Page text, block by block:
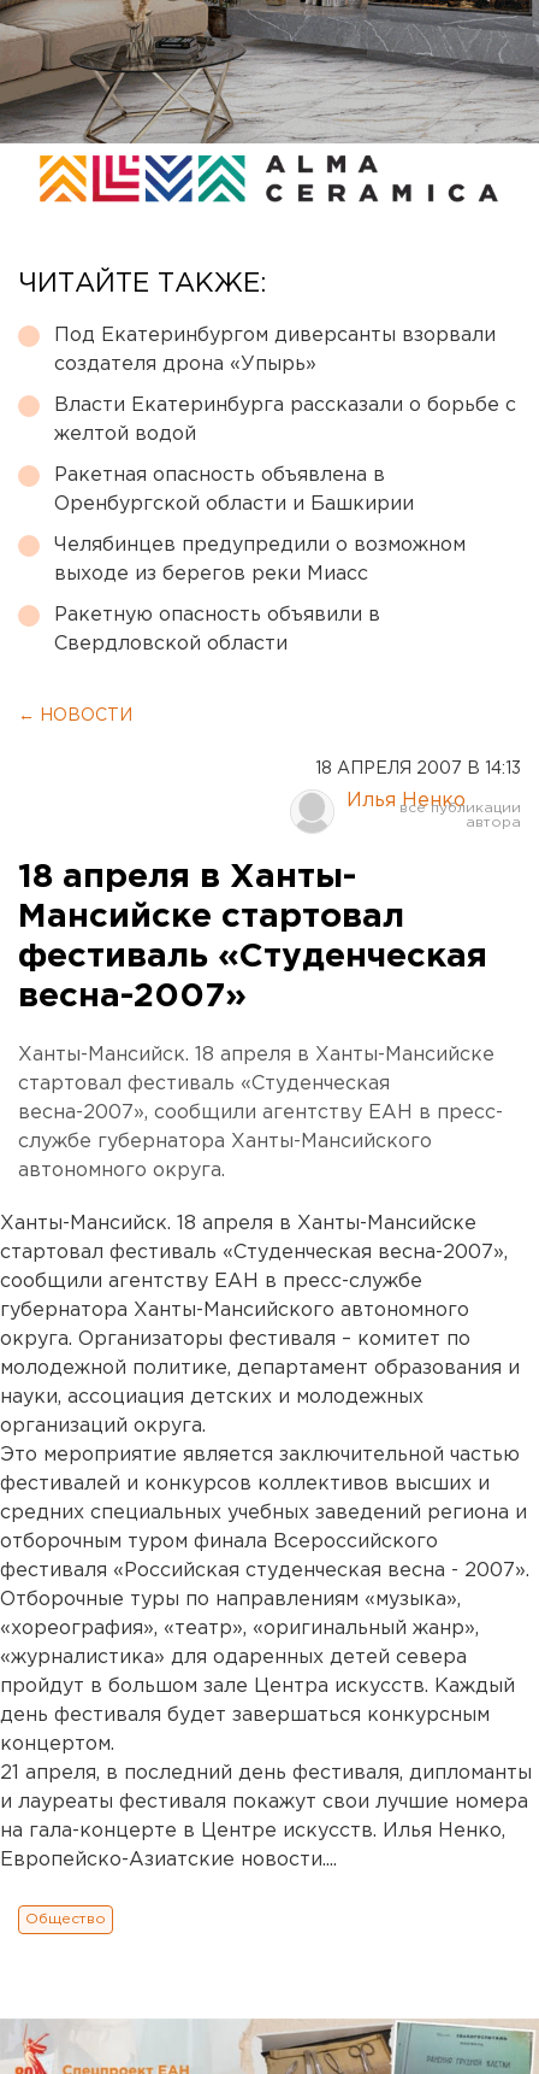
ЧИТАЙТЕ ТАКЖЕ:
Под Екатеринбургом диверсанты взорвали
создателя дрона «Упырь»
Власти Екатеринбурга рассказали о борьбе с
желтой водой
Ракетная опасность объявлена в
Оренбургской области и Башкирии
Челябинцев предупредили о возможном
выходе из берегов реки Миасс
Ракетную опасность объявили в
Свердловской области
← НОВОСТИ
18 АПРЕЛЯ 2007 В 14:13
Илья Ненко
18 апреля в Ханты-
Мансийске стартовал
фестиваль «Студенческая
весна-2007»
Ханты-Мансийск. 18 апреля в Ханты-Мансийске
стартовал фестиваль «Студенческая
весна-2007», сообщили агентству ЕАН в пресс-
службе губернатора Ханты-Мансийского
автономного округа.
Ханты-Мансийск. 18 апреля в Ханты-Мансийске
стартовал фестиваль «Студенческая весна-2007»,
сообщили агентству ЕАН в пресс-службе
губернатора Ханты-Мансийского автономного
округа. Организаторы фестиваля – комитет по
молодежной политике, департамент образования и
науки, ассоциация детских и молодежных
организаций округа.
Это мероприятие является заключительной частью
фестивалей и конкурсов коллективов высших и
средних специальных учебных заведений региона и
отборочным туром финала Всероссийского
фестиваля «Российская студенческая весна - 2007».
Отборочные туры по направлениям «музыка»,
«хореография», «театр», «оригинальный жанр»,
«журналистика» для одаренных детей севера
пройдут в большом зале Центра искусств. Каждый
день фестиваля будет завершаться конкурсным
концертом.
21 апреля, в последний день фестиваля, дипломанты
и лауреаты фестиваля покажут свои лучшие номера
на гала-концерте в Центре искусств. Илья Ненко,
Европейско-Азиатские новости....
Общество